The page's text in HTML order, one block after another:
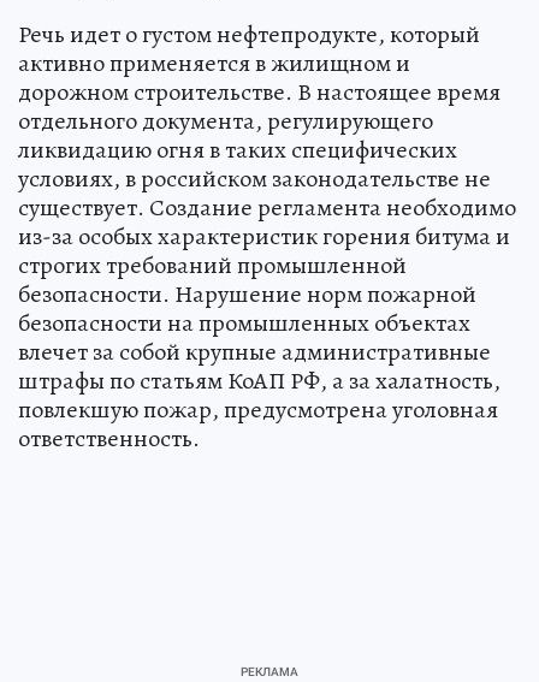
Речь идет о густом нефтепродукте, который
активно применяется в жилищном и
дорожном строительстве. В настоящее время
отдельного документа, регулирующего
ликвидацию огня в таких специфических
условиях, в российском законодательстве не
существует. Создание регламента необходимо
из-за особых характеристик горения битума и
строгих требований промышленной
безопасности. Нарушение норм пожарной
безопасности на промышленных объектах
влечет за собой крупные административные
штрафы по статьям КоАП РФ, а за халатность,
повлекшую пожар, предусмотрена уголовная
ответственность.